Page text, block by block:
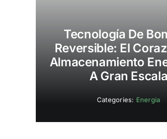
Tecnología De
Reversible: El
Almacenamiento
A Gran Escala
Categories: Energia